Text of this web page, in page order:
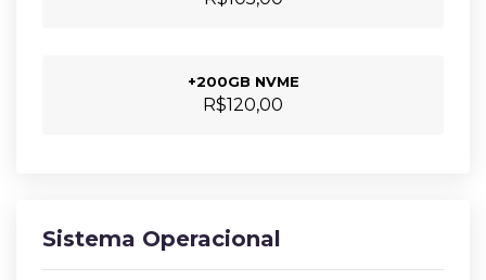
+200GB NVME
R$120,00
Sistema Operacional